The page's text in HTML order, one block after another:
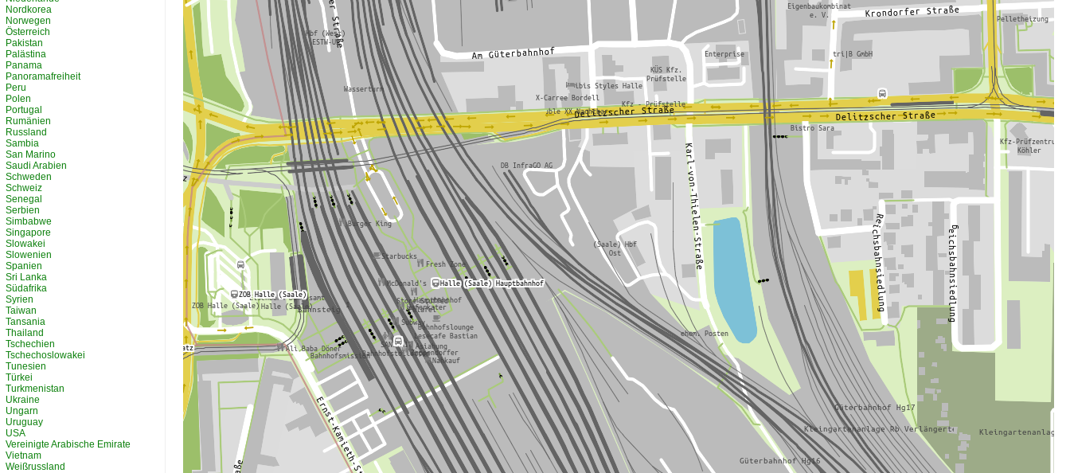
Nordkorea
Norwegen
Österreich
Pakistan
Palästina
Panama
Panoramafreiheit
Peru
Polen
Portugal
Rumänien
Russland
Sambia
San Marino
Saudi Arabien
Schweden
Schweiz
Senegal
Serbien
Simbabwe
Singapore
Slowakei
Slowenien
Spanien
Sri Lanka
Südafrika
Syrien
Taiwan
Tansania
Thailand
Tschechien
Tschechoslowakei
Tunesien
Türkei
Turkmenistan
Ukraine
Ungarn
Uruguay
USA
Vereinigte Arabische Emirate
Vietnam
Weißrussland